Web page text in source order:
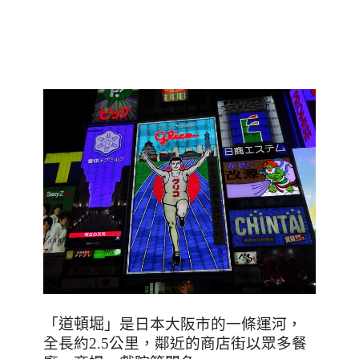
「 道頓堀 」 是日本大阪市的一條運河，
全長約2.5公里，鄰近的商店街以眾多餐